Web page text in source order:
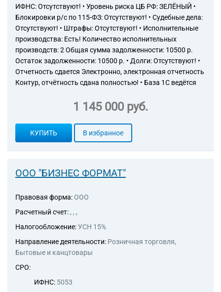
ИФНС: Отсутствуют! • Уровень риска ЦБ РФ: ЗЕЛЁНЫЙ •
Блокировки р/с по 115-ФЗ: Отсутствуют! • Судебные дела:
Отсутствуют! • Штрафы: Отсутствуют! • Исполнительные
производства: Есть! Количество исполнительных
производств: 2 Общая сумма задолженности: 10500 р.
Остаток задолженности: 10500 р. • Долги: Отсутствуют! •
Отчетность сдается Электронно, электронная отчетность
Контур, отчётность сдана полностью! • База 1С ведётся
1 145 000 руб.
КУПИТЬ В избранное
ООО "БИЗНЕС ФОРМАТ"
Правовая форма: ООО
Расчетный счет: , , ,
Налогообложение:УСН 15%
Направление деятельности: Розничная торговля,
Бытовые и канцтовары
СРО:
ИФНС: 5053